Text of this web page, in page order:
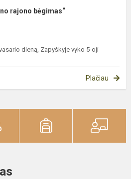
rajono bėgimas“
dieną, Zapyškyje vyko 5-oji
Plačiau